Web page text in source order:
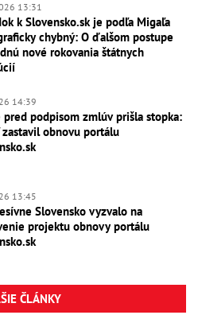
13:31
k Slovensko.sk je podľa Migaľa
chybný: O ďalšom postupe
nové rokovania štátnych
14:39
pred podpisom zmlúv prišla stopka:
obnovu portálu
13:45
Slovensko vyzvalo na
projektu obnovy portálu
ČLÁNKY